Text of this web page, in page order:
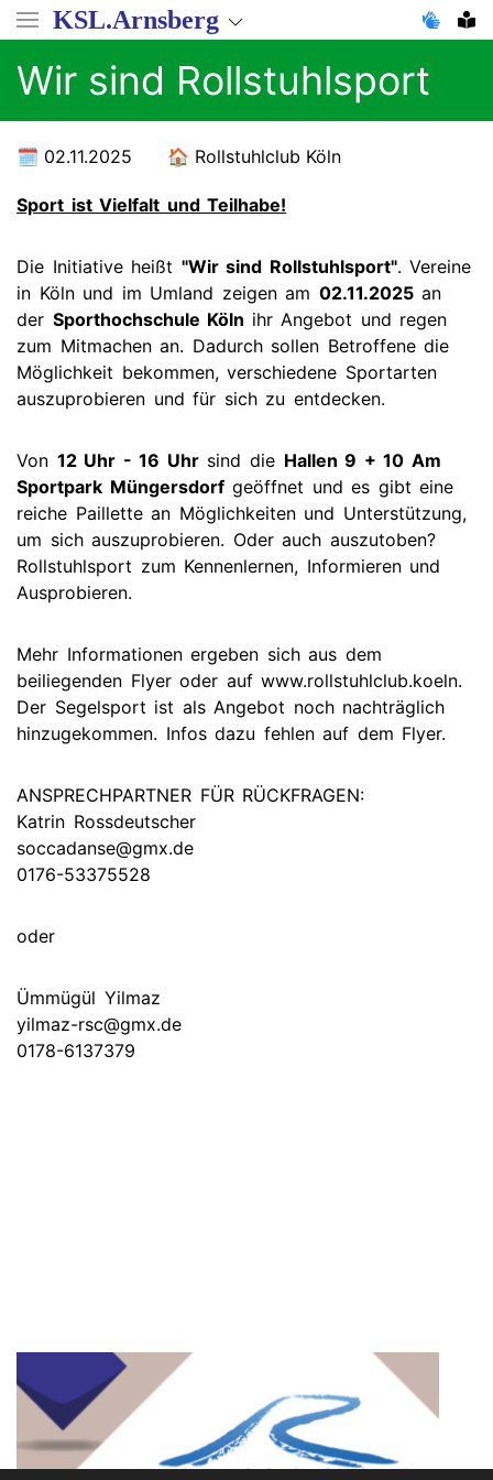
Direkt
zum
Inhalt
KSL.Arnsberg
Wir sind Rollstuhlsport
02.11.2025 Rollstuhlclub Köln
Sport ist Vielfalt und Teilhabe!
Die Initiative heißt "Wir sind Rollstuhlsport". Vereine
in Köln und im Umland zeigen am 02.11.2025an
der Sporthochschule Köln ihr Angebot und regen
zum Mitmachen an. Dadurch sollen Betroffene die
Möglichkeit bekommen, verschiedene Sportarten
auszuprobieren und für sich zu entdecken.
Von 12 Uhr - 16 Uhrsind die Hallen 9 + 10 Am
Sportpark Müngersdorfgeöffnet und es gibt eine
reiche Paillette an Möglichkeiten und Unterstützung,
um sich auszuprobieren. Oder auch auszutoben?
Rollstuhlsport zum Kennenlernen, Informieren und
Ausprobieren.
Mehr Informationen ergeben sich aus dem
beiliegenden Flyer oder auf www.rollstuhlclub.koeln.
Der Segelsport ist als Angebot noch nachträglich
hinzugekommen. Infos dazu fehlen auf dem Flyer.
ANSPRECHPARTNER FÜR RÜCKFRAGEN:
Katrin Rossdeutscher
soccadanse@gmx.de
0176-53375528
oder
Ümmügül Yilmaz
yilmaz-rsc@gmx.de
0178-6137379